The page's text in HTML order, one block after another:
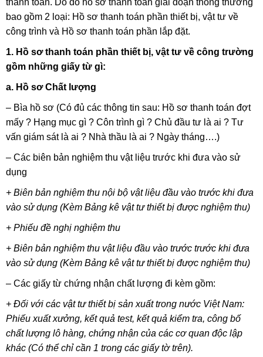
thanh toán. Do đó hồ sơ thanh toán giai đoạn thông thường
bao gồm 2 loại: Hồ sơ thanh toán phần thiết bị, vật tư về
công trình và Hồ sơ thanh toán phần lắp đặt.
1. Hồ sơ thanh toán phần thiết bị, vật tư về công trường
gồm những giấy từ gì:
a. Hồ sơ Chất lượng
– Bìa hồ sơ (Có đủ các thông tin sau: Hồ sơ thanh toán đợt
mấy ? Hạng mục gì ? Côn trình gì ? Chủ đầu tư là ai ? Tư
vấn giám sát là ai ? Nhà thầu là ai ? Ngày tháng….)
– Các biên bản nghiệm thu vật liệu trước khi đưa vào sử
dụng
+ Biên bản nghiệm thu nội bộ vật liệu đầu vào trước khi đưa
vào sử dụng (Kèm Bảng kê vật tư thiết bị được nghiệm thu)
+ Phiếu đề nghị nghiệm thu
+ Biên bản nghiệm thu vật liệu đầu vào trước trước khi đưa
vào sử dụng (Kèm Bảng kê vật tư thiết bị được nghiệm thu)
– Các giấy từ chứng nhận chất lượng đi kèm gồm:
+ Đối với các vật tư thiết bị sản xuất trong nước Việt Nam:
Phiếu xuất xưởng, kết quả test, kết quả kiểm tra, công bố
chất lượng lô hàng, chứng nhận của các cơ quan độc lập
khác (Có thể chỉ cần 1 trong các giấy tờ trên).